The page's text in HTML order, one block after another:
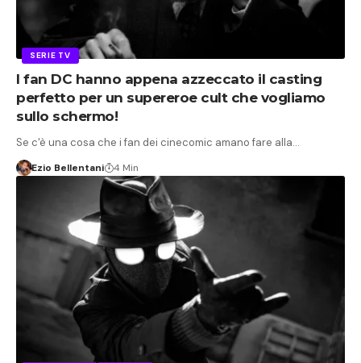
SERIE TV
I fan DC hanno appena azzeccato il casting
perfetto per un supereroe cult che vogliamo
sullo schermo!
Se c'è una cosa che i fan dei cinecomic amano fare alla…
Ezio Bellentani 4 Min